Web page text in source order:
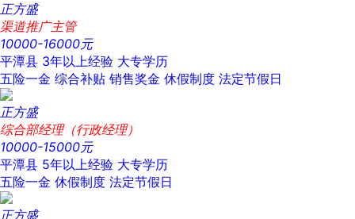
正方盛
渠道推广主管
10000-16000元
平潭县 3年以上经验 大专学历
五险一金 综合补贴 销售奖金 休假制度 法定节假日
正方盛
综合部经理（行政经理）
10000-15000元
平潭县 5年以上经验 大专学历
五险一金 休假制度 法定节假日
正方盛